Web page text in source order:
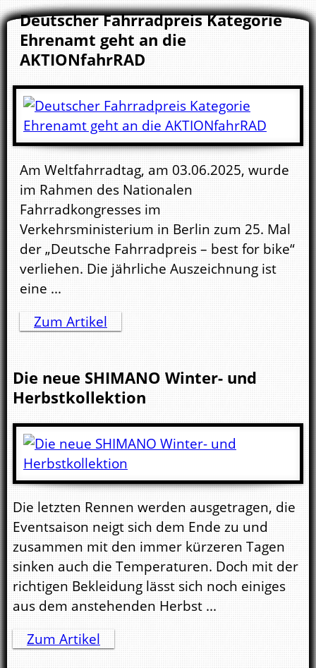
Deutscher Fahrradpreis Kategorie
Ehrenamt geht an die
AKTIONfahrRAD
Am Weltfahrradtag, am 03.06.2025, wurde
im Rahmen des Nationalen
Fahrradkongresses im
Verkehrsministerium in Berlin zum 25. Mal
der „Deutsche Fahrradpreis – best for bike“
verliehen. Die jährliche Auszeichnung ist
eine ...
Zum Artikel
Die neue SHIMANO Winter- und
Herbstkollektion
Die letzten Rennen werden ausgetragen, die
Eventsaison neigt sich dem Ende zu und
zusammen mit den immer kürzeren Tagen
sinken auch die Temperaturen. Doch mit der
richtigen Bekleidung lässt sich noch einiges
aus dem anstehenden Herbst ...
Zum Artikel